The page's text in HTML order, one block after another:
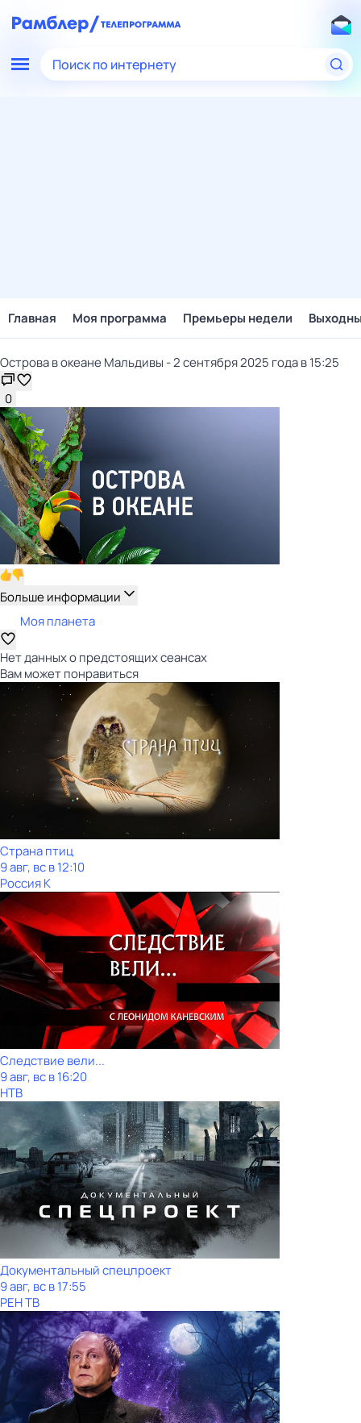
Поиск по интернету
Главная Моя программа Премьеры недели
Острова в океане Мальдивы - 2 сентября 2025 года в 15:25
0
Больше информации
Моя планета
Нет данных о предстоящих сеансах
Вам может понравиться
Страна птиц
9 авг, вс в 12:10
Россия К
Следствие вели...
9 авг, вс в 16:20
НТВ
Документальный спецпроект
9 авг, вс в 17:55
РЕН ТВ